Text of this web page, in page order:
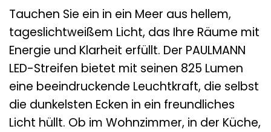
Tauchen Sie ein in ein Meer aus hellem,
tageslichtweißem Licht, das Ihre Räume mit
Energie und Klarheit erfüllt. Der PAULMANN
LED-Streifen bietet mit seinen 825 Lumen
eine beeindruckende Leuchtkraft, die selbst
die dunkelsten Ecken in ein freundliches
Licht hüllt. Ob im Wohnzimmer, in der Küche,